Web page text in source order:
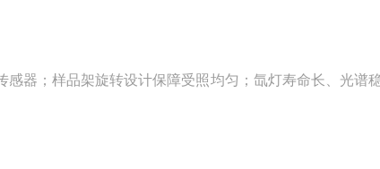
器；样品架旋转设计保障受照均匀；氙灯寿命长、光谱